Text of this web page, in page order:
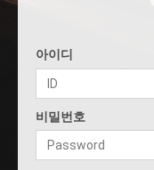
아이디
비밀번호